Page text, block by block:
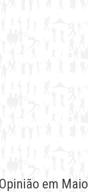
em Maio